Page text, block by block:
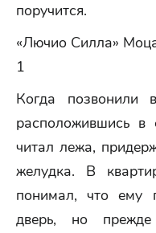
поручится.
«Лючио Силла»
1
Когда позвонили
расположившись в
читал лежа,
желудка. В
понимал, что ему
дверь, но прежде